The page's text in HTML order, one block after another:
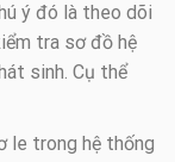
ý đó là theo dõi
tra sơ đồ hệ
sinh. Cụ thể
le trong hệ thống